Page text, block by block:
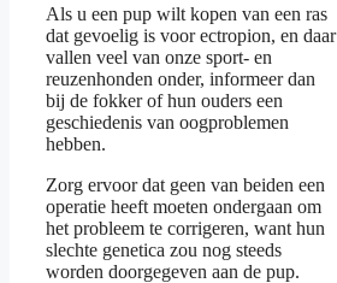
Als u een pup wilt kopen van een ras
dat gevoelig is voor ectropion, en daar
vallen veel van onze sport- en
reuzenhonden onder, informeer dan
bij de fokker of hun ouders een
geschiedenis van oogproblemen
hebben.
Zorg ervoor dat geen van beiden een
operatie heeft moeten ondergaan om
het probleem te corrigeren, want hun
slechte genetica zou nog steeds
worden doorgegeven aan de pup.